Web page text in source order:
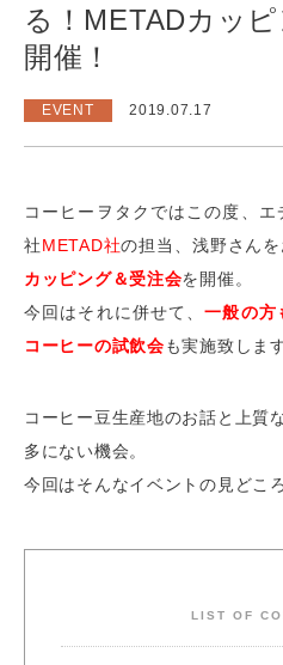
る！METADカッ
開催！
EVENT 2019.07.17
コーヒーヲタクではこの度、
社METAD社の担当、浅野さん
カッピング＆受注会を開催。
今回はそれに併せて、一般の方
コーヒーの試飲会も実施致しま
コーヒー豆生産地のお話と上質
多にない機会。
今回はそんなイベントの見どこ
LIST OF